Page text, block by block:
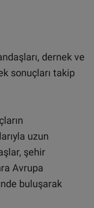
dernek ve
sonuçları takip
uzun
şehir
Avrupa
buluşarak